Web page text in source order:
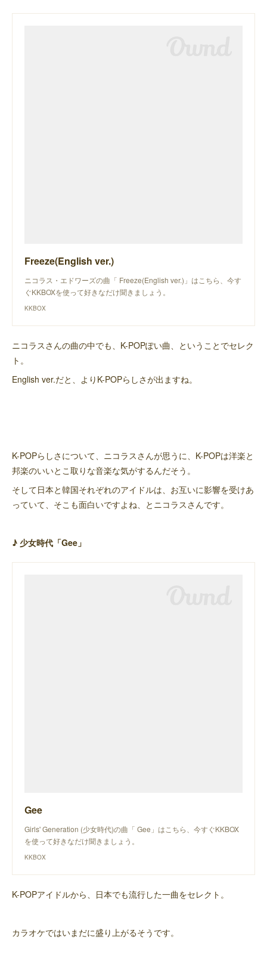
Freeze(English ver.)
ニコラス・エドワーズの曲「 Freeze(English ver.)」はこちら、今す
ぐKKBOXを使って好きなだけ聞きましょう。
KKBOX
ニコラスさんの曲の中でも、K-POPぽい曲、ということでセレク
ト。
English ver.だと、よりK-POPらしさが出ますね。
K-POPらしさについて、ニコラスさんが思うに、K-POPは洋楽と
邦楽のいいとこ取りな音楽な気がするんだそう。
そして日本と韓国それぞれのアイドルは、お互いに影響を受けあ
っていて、そこも面白いですよね、とニコラスさんです。
♪ 少女時代「Gee」
Gee
Girls' Generation (少女時代)の曲「 Gee」はこちら、今すぐKKBOX
を使って好きなだけ聞きましょう。
KKBOX
K-POPアイドルから、日本でも流行した一曲をセレクト。
カラオケではいまだに盛り上がるそうです。